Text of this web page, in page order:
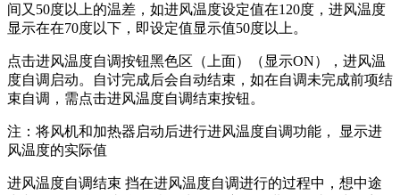
间又50度以上的温差，如进风温度设定值在120度，进风温度
显示在在70度以下，即设定值显示值50度以上。
点击进风温度自调按钮黑色区（上面）（显示ON），进风温
度自调启动。自讨完成后会自动结束，如在自调未完成前项结
束自调，需点击进风温度自调结束按钮。
注：将风机和加热器启动后进行进风温度自调功能， 显示进
风温度的实际值
进风温度自调结束 挡在进风温度自调进行的过程中，想中途